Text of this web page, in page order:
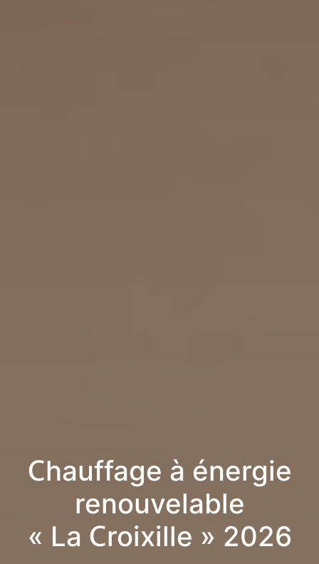
Chauffage à énergie
renouvelable
« La Croixille » 2026